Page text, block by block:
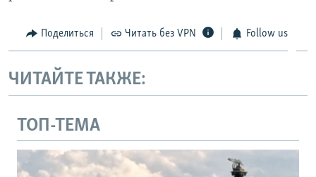
Поделиться Читать без VPN Follow us
ЧИТАЙТЕ ТАКЖЕ:
ТОП-ТЕМА